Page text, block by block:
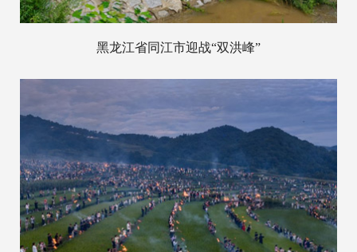
黑龙江省同江市迎战“双洪峰”